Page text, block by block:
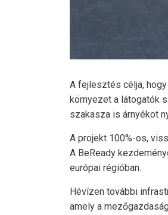
A fejlesztés célja,
környezet a látogatók
szakasza is árnyékot
A projekt 100%-os,
A BeReady
európai régióban.
Hévízen további
amely a